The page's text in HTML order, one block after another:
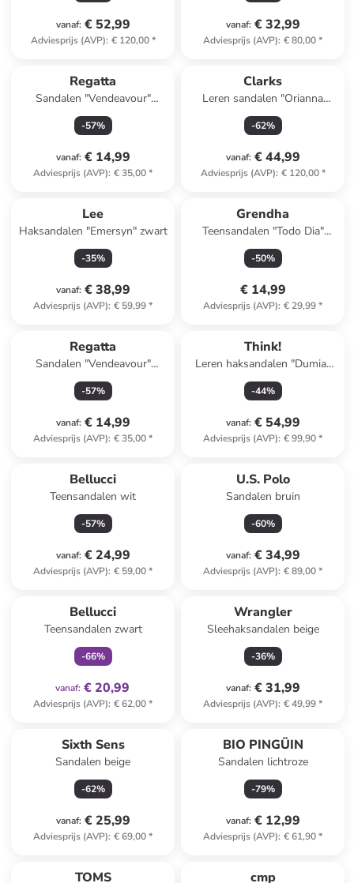
vanaf: € 52,99
Adviesprijs (AVP): € 120,00*
vanaf: € 32,99
Adviesprijs (AVP): € 80,00*
Regatta
Sandalen "Vendeavour"
turquoise
-57%
vanaf: € 14,99
Adviesprijs (AVP): € 35,00*
Clarks
Leren sandalen "Orianna
Twist" wit
-62%
vanaf: € 44,99
Adviesprijs (AVP): € 120,00*
Lee
Haksandalen "Emersyn" zwart
-35%
vanaf: € 38,99
Adviesprijs (AVP): € 59,99*
Grendha
Teensandalen "Todo Dia"
zwart
-50%
€ 14,99
Adviesprijs (AVP): € 29,99*
Regatta
Sandalen "Vendeavour"
lichtbruin/grijs/kaki
-57%
vanaf: € 14,99
Adviesprijs (AVP): € 35,00*
Think!
Leren haksandalen "Dumia"
lichtbruin/groen
-44%
vanaf: € 54,99
Adviesprijs (AVP): € 99,90*
Bellucci
Teensandalen wit
-57%
vanaf: € 24,99
Adviesprijs (AVP): € 59,00*
U.S. Polo
Sandalen bruin
-60%
vanaf: € 34,99
Adviesprijs (AVP): € 89,00*
Bellucci
Teensandalen zwart
-66%
vanaf: € 20,99
Adviesprijs (AVP): € 62,00*
Wrangler
Sleehaksandalen beige
-36%
vanaf: € 31,99
Adviesprijs (AVP): € 49,99*
Sixth Sens
Sandalen beige
-62%
vanaf: € 25,99
Adviesprijs (AVP): € 69,00*
BIO PINGÜIN
Sandalen lichtroze
-79%
vanaf: € 12,99
Adviesprijs (AVP): € 61,90*
TOMS cmp